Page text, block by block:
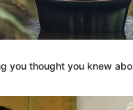
you thought you knew